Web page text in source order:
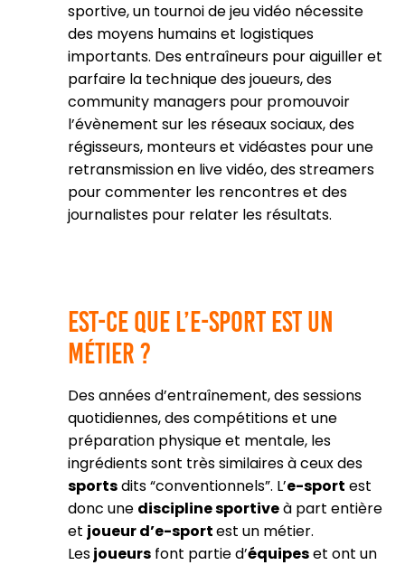
sportive, un tournoi de jeu vidéo nécessite
des moyens humains et logistiques
importants. Des entraîneurs pour aiguiller et
parfaire la technique des joueurs, des
community managers pour promouvoir
l’évènement sur les réseaux sociaux, des
régisseurs, monteurs et vidéastes pour une
retransmission en live vidéo, des streamers
pour commenter les rencontres et des
journalistes pour relater les résultats.
Est-ce que l’e-sport est un
métier ?
Des années d’entraînement, des sessions
quotidiennes, des compétitions et une
préparation physique et mentale, les
ingrédients sont très similaires à ceux des
sportsdits “conventionnels”. L’e-sport est
donc une discipline sportiveà part entière
et joueur d’e-sportest un métier.
Lesjoueurs font partie d’équipeset ont un